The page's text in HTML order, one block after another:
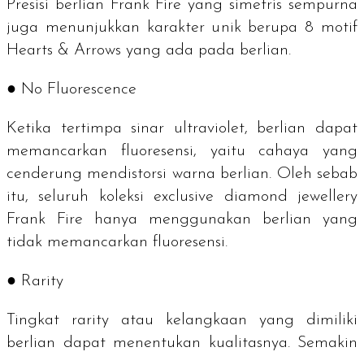
Presisi berlian Frank Fire yang simetris sempurna
juga menunjukkan karakter unik berupa 8 motif
Hearts & Arrows yang ada pada berlian.
● No Fluorescence
Ketika tertimpa sinar ultraviolet, berlian dapat
memancarkan fluoresensi, yaitu cahaya yang
cenderung mendistorsi warna berlian. Oleh sebab
itu, seluruh koleksi exclusive diamond jewellery
Frank Fire hanya menggunakan berlian yang
tidak memancarkan fluoresensi.
● Rarity
Tingkat rarity atau kelangkaan yang dimiliki
berlian dapat menentukan kualitasnya. Semakin